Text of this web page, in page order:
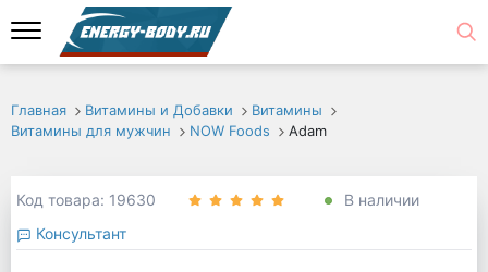
Главная Витамины и Добавки
Витамины
Витамины для мужчин
NOW Foods Adam
Код товара: 19630
В наличии
Консультант